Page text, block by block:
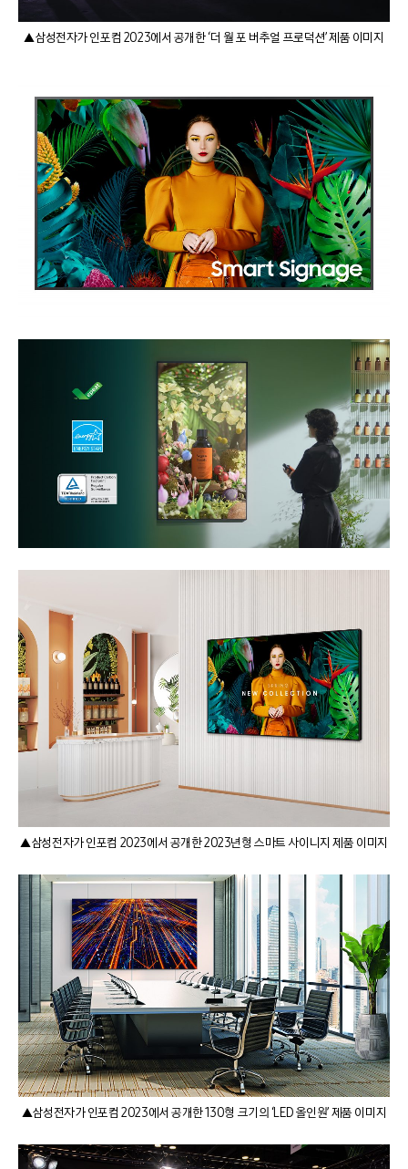
▲삼성전자가 인포컴 2023에서 공개한 ‘더 월 포 버추얼 프로덕션’ 제품 이미지
▲삼성전자가 인포컴 2023에서 공개한 2023년형 스마트 사이니지 제품 이미지
▲삼성전자가 인포컴 2023에서 공개한 130형 크기의 ‘LED 올인원’ 제품 이미지